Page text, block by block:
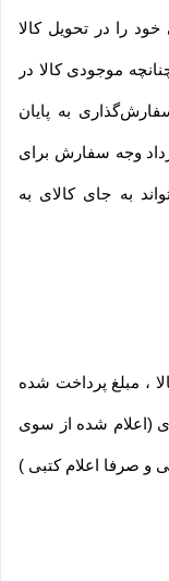
را در تحویل کالا
موجودی کالا در
به پایان
وجه سفارش برای
به جای کالای به
، مبلغ پرداخت شده
(اعلام شده از سوی
و صرفا اعلام کتبی )